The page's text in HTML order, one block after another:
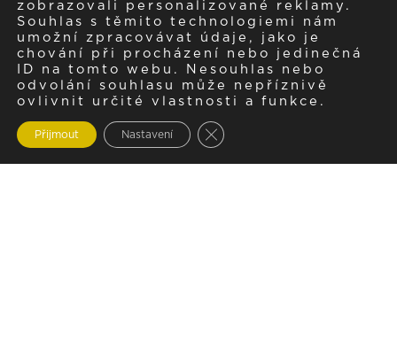
zobrazovali personalizované reklamy.
Souhlas s těmito technologiemi nám
umožní zpracovávat údaje, jako je
chování při procházení nebo jedinečná
ID na tomto webu. Nesouhlas nebo
odvolání souhlasu může nepříznivě
ovlivnit určité vlastnosti a funkce.
Přijmout Nastavení Zavřít cookie lištu GDPR